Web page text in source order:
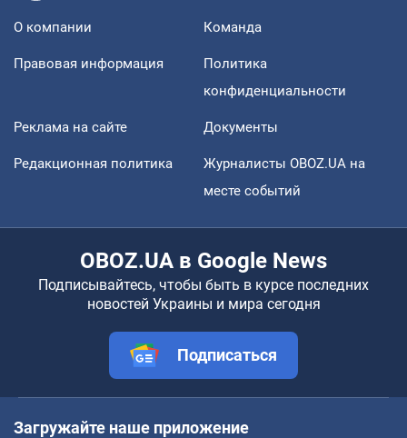
О компании Команда
Правовая информация
Политика
конфиденциальности
Реклама на сайте Документы
Редакционная политика
Журналисты OBOZ.UA на
месте событий
OBOZ.UA в Google News
Подписывайтесь, чтобы быть в курсе последних
новостей Украины и мира сегодня
Подписаться
Загружайте наше приложение